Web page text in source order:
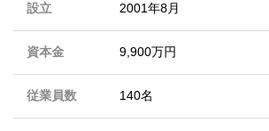
設立 2001年8月
資本金 9,900万円
従業員数 140名